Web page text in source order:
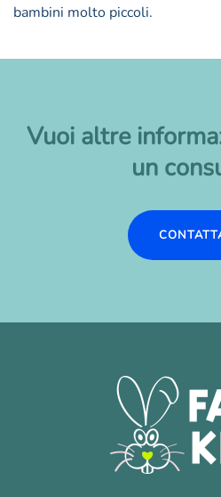
bambini molto piccoli.
Vuoi altre
un